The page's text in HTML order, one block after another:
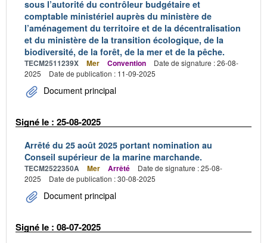
sous l’autorité du contrôleur budgétaire et
comptable ministériel auprès du ministère de
l’aménagement du territoire et de la décentralisation
et du ministère de la transition écologique, de la
biodiversité, de la forêt, de la mer et de la pêche.
TECM2511239X Mer Convention
Date de signature : 26-08-
2025
Date de publication : 11-09-2025
Document principal
Signé le : 25-08-2025
Arrêté du 25 août 2025 portant nomination au
Conseil supérieur de la marine marchande.
TECM2522350A Mer Arrêté
Date de signature : 25-08-
2025
Date de publication : 30-08-2025
Document principal
Signé le : 08-07-2025